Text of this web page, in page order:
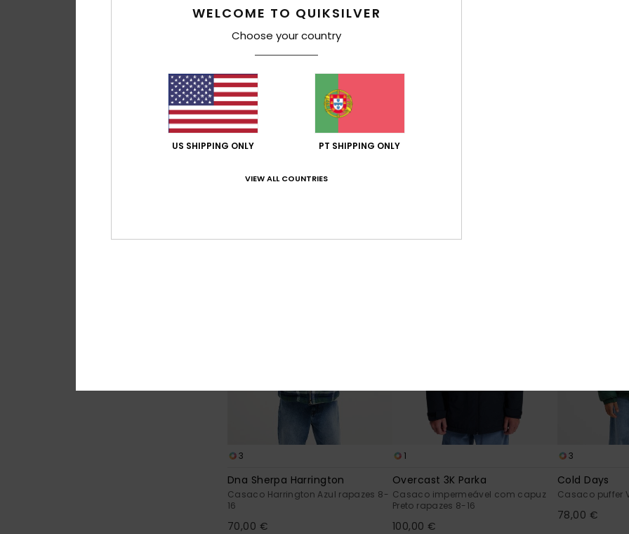
2
Casaco puffer com capuz
3
Dna Sherpa Harrington
Casaco Harrington Azul rapazes 8-
16
70,00 €
1
Overcast 3K Parka
Casaco impermeável com capuz
Preto rapazes 8-16
100,00 €
3
Cold Days
Casaco puffer
78,00 €
WELCOME TO QUIKSILVER
Choose your country
US SHIPPING ONLY PT SHIPPING ONLY
VIEW ALL COUNTRIES